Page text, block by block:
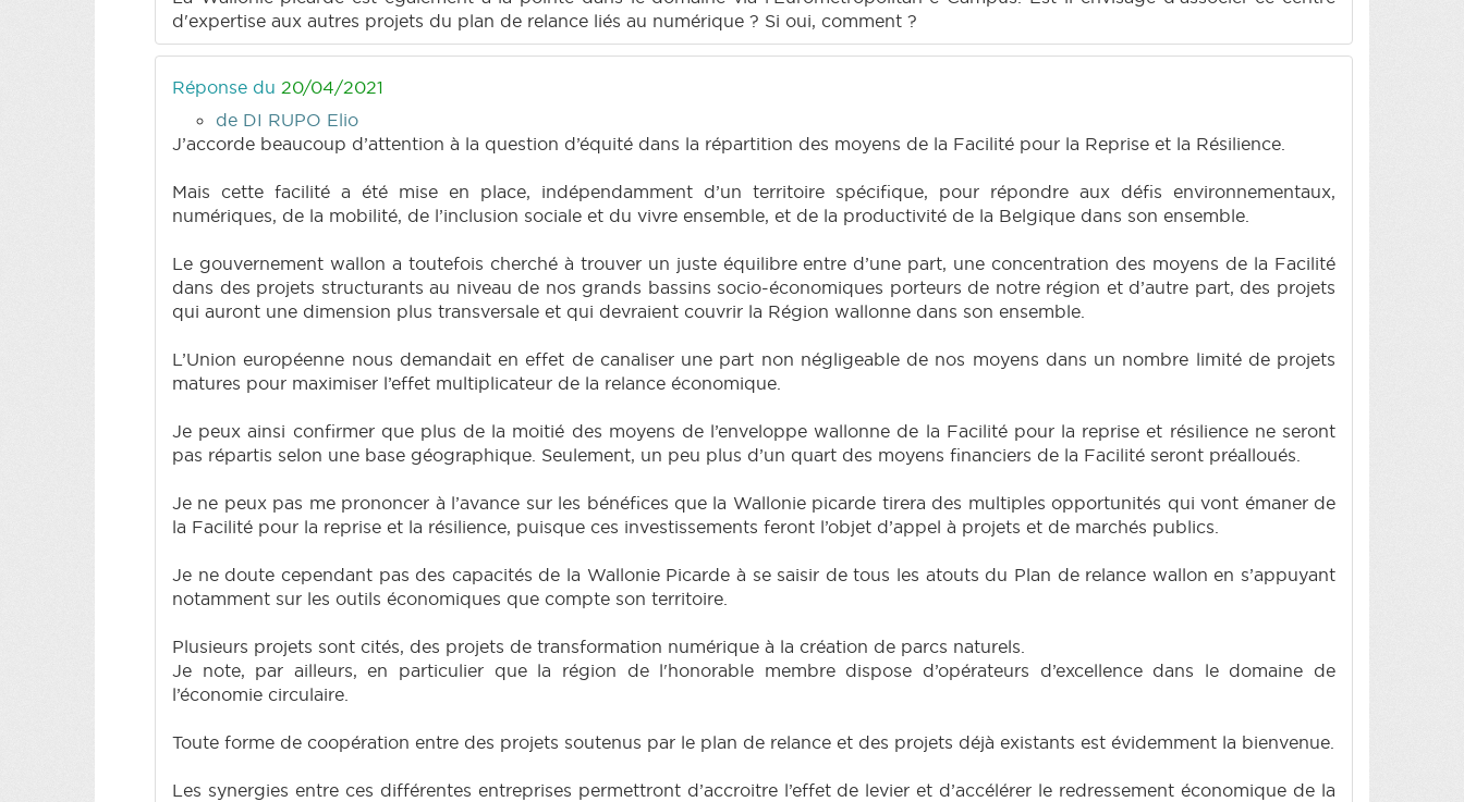
d'expertise aux autres projets du plan de relance liés au numérique ? Si oui, comment ?
Réponse du 20/04/2021
de DI RUPO Elio
J’accorde beaucoup d’attention à la question d’équité dans la répartition des moyens de la Facilité pour la Reprise et la Résilience.
Mais cette facilité a été mise en place, indépendamment d’un territoire spécifique, pour répondre aux défis environnementaux,
numériques, de la mobilité, de l’inclusion sociale et du vivre ensemble, et de la productivité de la Belgique dans son ensemble.
Le gouvernement wallon a toutefois cherché à trouver un juste équilibre entre d’une part, une concentration des moyens de la Facilité
dans des projets structurants au niveau de nos grands bassins socio-économiques porteurs de notre région et d’autre part, des projets
qui auront une dimension plus transversale et qui devraient couvrir la Région wallonne dans son ensemble.
L’Union européenne nous demandait en effet de canaliser une part non négligeable de nos moyens dans un nombre limité de projets
matures pour maximiser l’effet multiplicateur de la relance économique.
Je peux ainsi confirmer que plus de la moitié des moyens de l’enveloppe wallonne de la Facilité pour la reprise et résilience ne seront
pas répartis selon une base géographique. Seulement, un peu plus d’un quart des moyens financiers de la Facilité seront préalloués.
Je ne peux pas me prononcer à l’avance sur les bénéfices que la Wallonie picarde tirera des multiples opportunités qui vont émaner de
la Facilité pour la reprise et la résilience, puisque ces investissements feront l’objet d’appel à projets et de marchés publics.
Je ne doute cependant pas des capacités de la Wallonie Picarde à se saisir de tous les atouts du Plan de relance wallon en s’appuyant
notamment sur les outils économiques que compte son territoire.
Plusieurs projets sont cités, des projets de transformation numérique à la création de parcs naturels.
Je note, par ailleurs, en particulier que la région de l'honorable membre dispose d’opérateurs d’excellence dans le domaine de
l’économie circulaire.
Toute forme de coopération entre des projets soutenus par le plan de relance et des projets déjà existants est évidemment la bienvenue.
Les synergies entre ces différentes entreprises permettront d’accroitre l’effet de levier et d’accélérer le redressement économique de la